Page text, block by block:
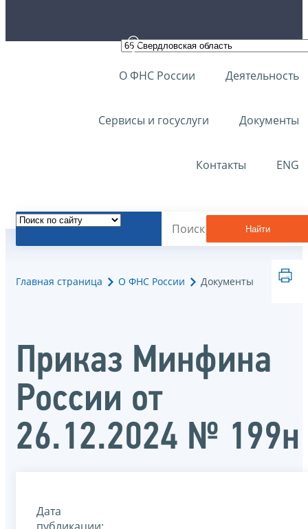
О ФНС России Деятельность
Сервисы и госуслуги Документы
Контакты ENG
Найти
Главная страница О ФНС России Документы
Приказ Минфина
России от
26.12.2024 № 199н
Дата
публикации: